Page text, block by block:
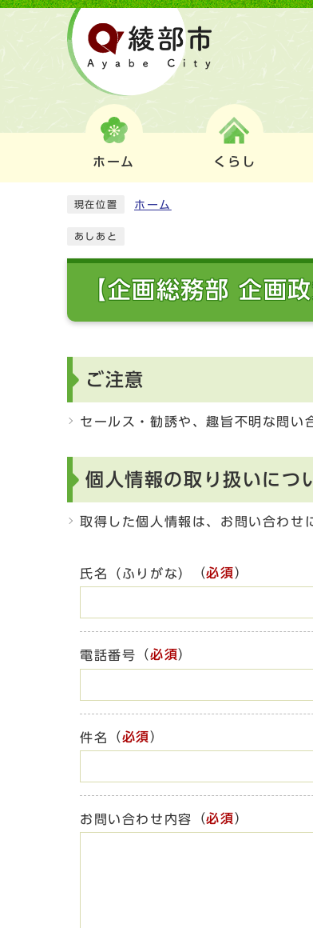
ホーム くらし
現在位置 ホーム
あしあと
【企画総務部 企画
ご注意
セールス・勧誘や、趣旨不明な問い
個人情報の取り扱いにつ
取得した個人情報は、お問い合わせ
氏名（ふりがな） （必須）
電話番号 （必須）
件名 （必須）
お問い合わせ内容 （必須）